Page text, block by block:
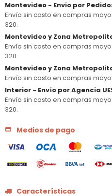
Montevideo - Envio por
Envío sin costo en compras
320.
Montevideo y Zona
Envío sin costo en compras
320.
Montevideo y Zona
Envío sin costo en compras
Interior - Envío por Agencia
Envío sin costo en compras
320.
Medios de pago
Características